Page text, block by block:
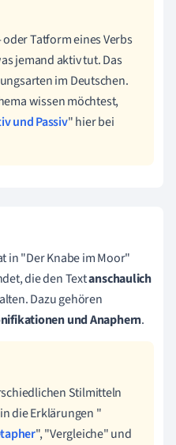
Tatform eines Verbs
jemand aktiv tut. Das
im Deutschen.
wissen möchtest,
und Passiv" hier bei
in "Der Knabe im Moor"
die den Textanschaulich
Dazu gehören
und Anaphern.
Stilmitteln
die Erklärungen "
", "Vergleiche" und